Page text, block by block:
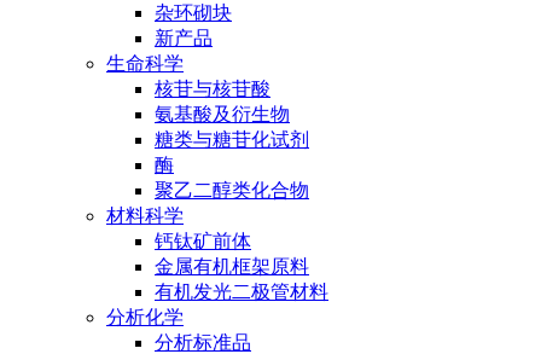
杂环砌块
新产品
生命科学
核苷与核苷酸
氨基酸及衍生物
糖类与糖苷化试剂
酶
聚乙二醇类化合物
材料科学
钙钛矿前体
金属有机框架原料
有机发光二极管材料
分析化学
分析标准品